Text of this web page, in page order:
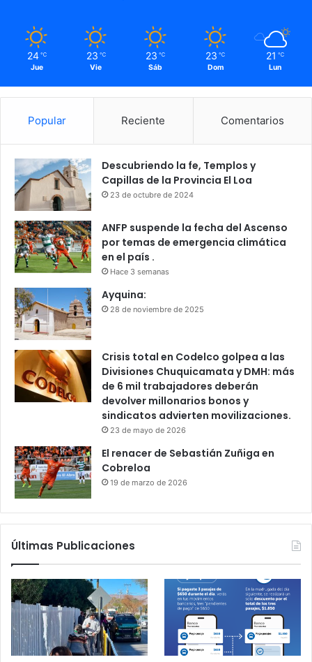
24 ℃
Jue
23 ℃
Vie
23 ℃
Sáb
23 ℃
Dom
21 ℃
Lun
Popular Reciente Comentarios
Descubriendo la fe, Templos y
Capillas de la Provincia El Loa
23 de octubre de 2024
ANFP suspende la fecha del Ascenso
por temas de emergencia climática
en el país .
Hace 3 semanas
Ayquina:
28 de noviembre de 2025
Crisis total en Codelco golpea a las
Divisiones Chuquicamata y DMH: más
de 6 mil trabajadores deberán
devolver millonarios bonos y
sindicatos advierten movilizaciones.
23 de mayo de 2026
El renacer de Sebastián Zuñiga en
Cobreloa
19 de marzo de 2026
Últimas Publicaciones